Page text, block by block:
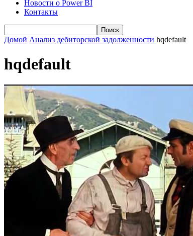
Новости о Power BI
Контакты
Домой Анализ дебиторской задолженности hqdefault
hqdefault